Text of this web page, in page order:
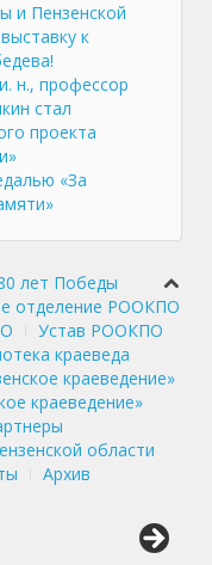
и Пензенской
к
н., профессор
стал
проекта
«За
лет Победы
отделение РООКПО
Устав РООКПО
краеведа
краеведение»
краеведение»
области
Архив